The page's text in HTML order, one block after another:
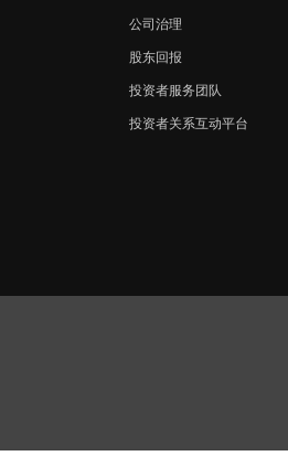
公司治理
股东回报
投资者服务团队
投资者关系互动平台